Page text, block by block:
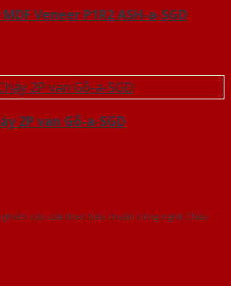
Veneer P1R2 ASH-a-SGD
2P van Gỗ-a-SGD
cứu cửa theo tiêu chuẩn công nghệ Châu